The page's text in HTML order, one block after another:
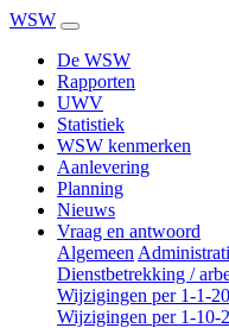
WSW
De WSW
Rapporten
UWV
Statistiek
WSW kenmerken
Aanlevering
Planning
Nieuws
Vraag en antwoord
Algemeen
Dienstbetrekking /
Wijzigingen per 1-1-
Wijzigingen per 1-10-